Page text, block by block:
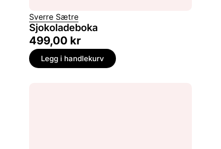
Sverre Sætre
Sjokoladeboka
499,00 kr
Legg i handlekurv